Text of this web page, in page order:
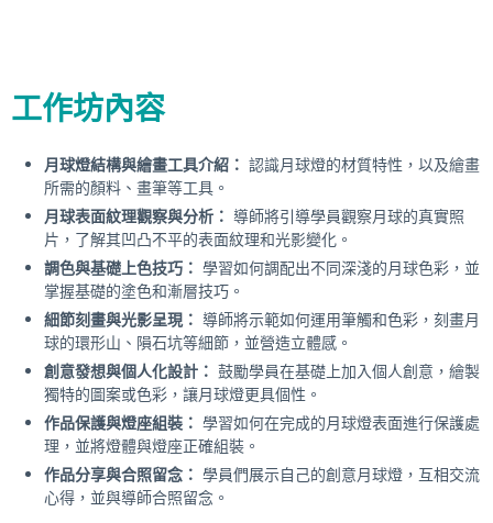
工作坊內容
月球燈結構與繪畫工具介紹： 認識月球燈的材質特性，以及繪畫
所需的顏料、畫筆等工具。
月球表面紋理觀察與分析： 導師將引導學員觀察月球的真實照
片，了解其凹凸不平的表面紋理和光影變化。
調色與基礎上色技巧： 學習如何調配出不同深淺的月球色彩，並
掌握基礎的塗色和漸層技巧。
細節刻畫與光影呈現： 導師將示範如何運用筆觸和色彩，刻畫月
球的環形山、隕石坑等細節，並營造立體感。
創意發想與個人化設計： 鼓勵學員在基礎上加入個人創意，繪製
獨特的圖案或色彩，讓月球燈更具個性。
作品保護與燈座組裝： 學習如何在完成的月球燈表面進行保護處
理，並將燈體與燈座正確組裝。
作品分享與合照留念： 學員們展示自己的創意月球燈，互相交流
心得，並與導師合照留念。